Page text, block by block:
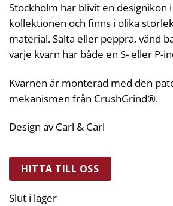
Stockholm har blivit en designikon
kollektionen och finns i olika
material. Salta eller peppra, vänd
varje kvarn har både en S- eller P-
Kvarnen är monterad med den
mekanismen från CrushGrind®.
Design av Carl & Carl
HITTA TILL OSS
Slut i lager